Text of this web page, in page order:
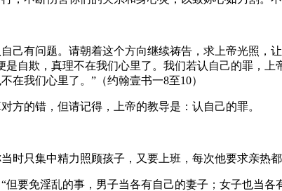
己有问题。请朝着这个方向继续祷告，求上帝光照
是自欺，真理不在我们心里了。我们若认自己的罪，
在我们心里了。”（约翰壹书一8至10）
方的错，但请记得，上帝的教导是：认自己的罪。
时只集中精力照顾孩子，又要上班，每次他要求亲热
但要免淫乱的事，男子当各有自己的妻子；女子也当